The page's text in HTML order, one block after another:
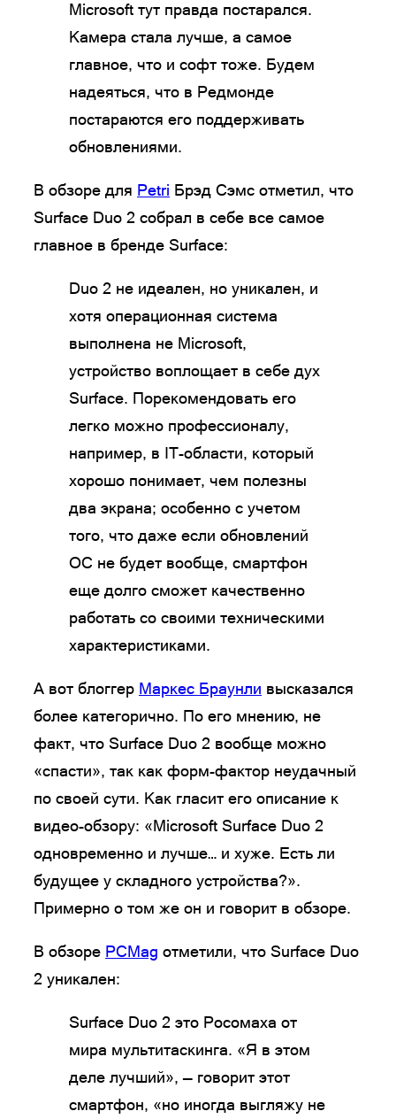
Microsoft тут правда постарался.
Камера стала лучше, а самое
главное, что и софт тоже. Будем
надеяться, что в Редмонде
постараются его поддерживать
обновлениями.
В обзоре для Petri Брэд Сэмс отметил, что
Surface Duo 2 собрал в себе все самое
главное в бренде Surface:
Duo 2 не идеален, но уникален, и
хотя операционная система
выполнена не Microsoft,
устройство воплощает в себе дух
Surface. Порекомендовать его
легко можно профессионалу,
например, в IT-области, который
хорошо понимает, чем полезны
два экрана; особенно с учетом
того, что даже если обновлений
ОС не будет вообще, смартфон
еще долго сможет качественно
работать со своими техническими
характеристиками.
А вот блоггер Маркес Браунли высказался
более категорично. По его мнению, не
факт, что Surface Duo 2 вообще можно
«спасти», так как форм-фактор неудачный
по своей сути. Как гласит его описание к
видео-обзору: «Microsoft Surface Duo 2
одновременно и лучше… и хуже. Есть ли
будущее у складного устройства?».
Примерно о том же он и говорит в обзоре.
В обзоре PCMag отметили, что Surface Duo
2 уникален:
Surface Duo 2 это Росомаха от
мира мультитаскинга. «Я в этом
деле лучший», — говорит этот
смартфон, «но иногда выгляжу не